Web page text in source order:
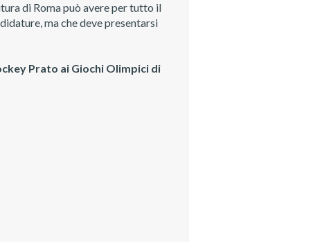
di Roma può avere per tutto il
ma che deve presentarsi
Prato ai Giochi Olimpici di